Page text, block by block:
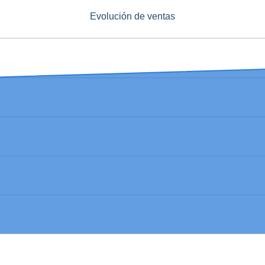
Evolución de ventas